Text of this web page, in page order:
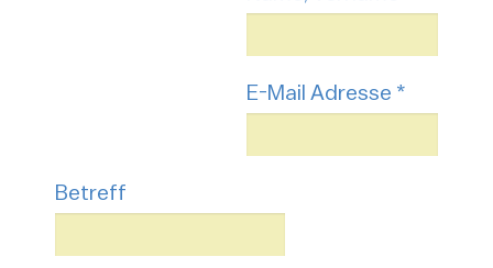
E-Mail Adresse *
Betreff